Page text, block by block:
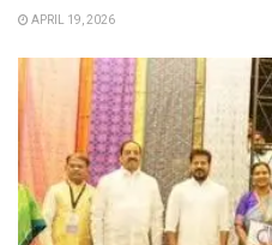
APRIL 19, 2026